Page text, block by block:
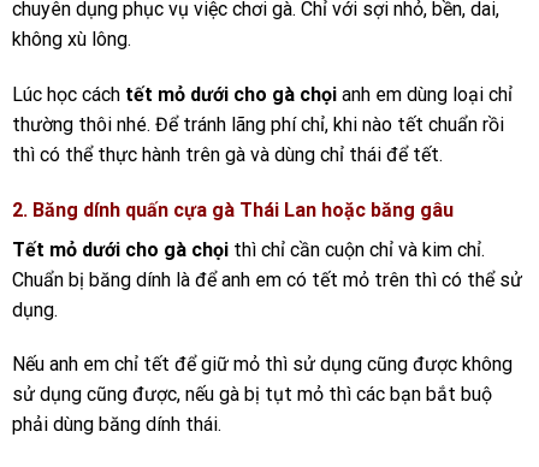
chuyên dụng phục vụ việc chơi gà. Chỉ với sợi nhỏ, bền, dai,
không xù lông.
Lúc học cách tết mỏ dưới cho gà chọi anh em dùng loại chỉ
thường thôi nhé. Để tránh lãng phí chỉ, khi nào tết chuẩn rồi
thì có thể thực hành trên gà và dùng chỉ thái để tết.
2. Băng dính quấn cựa gà Thái Lan hoặc băng gâu
Tết mỏ dưới cho gà chọi thì chỉ cần cuộn chỉ và kim chỉ.
Chuẩn bị băng dính là để anh em có tết mỏ trên thì có thể sử
dụng.
Nếu anh em chỉ tết để giữ mỏ thì sử dụng cũng được không
sử dụng cũng được, nếu gà bị tụt mỏ thì các bạn bắt buộ
phải dùng băng dính thái.